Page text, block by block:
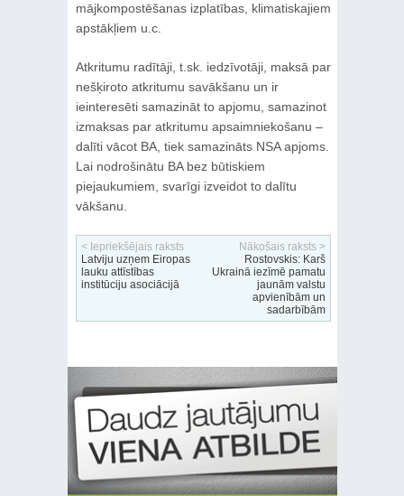
mājkompostēšanas izplatības, klimatiskajiem
apstākļiem u.c.
Atkritumu radītāji, t.sk. iedzīvotāji, maksā par
nešķiroto atkritumu savākšanu un ir
ieinteresēti samazināt to apjomu, samazinot
izmaksas par atkritumu apsaimniekošanu –
dalīti vācot BA, tiek samazināts NSA apjoms.
Lai nodrošinātu BA bez būtiskiem
piejaukumiem, svarīgi izveidot to dalītu
vākšanu.
< Iepriekšējais raksts
Latviju uzņem Eiropas
lauku attīstības
institūciju asociācijā
Nākošais raksts >
Rostovskis: Karš
Ukrainā iezīmē pamatu
jaunām valstu
apvienībām un
sadarbībām